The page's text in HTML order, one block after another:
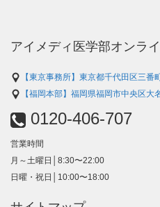
アイメディ医学部オンラ
【東京事務所】東京都千代田区三番
【福岡本部】福岡県福岡市中央区
0120-406-707
営業時間
月～土曜日│8:30〜22:00
日曜・祝日│10:00〜18:00